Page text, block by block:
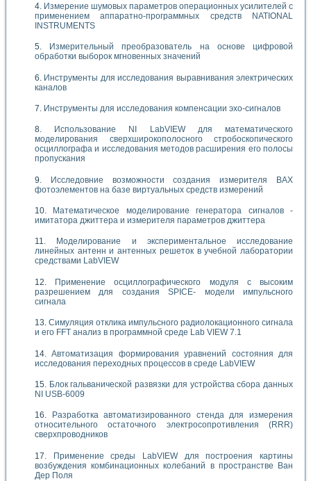
Измерение шумовых параметров операционных усилителей с
применением аппаратно-программных средств NATIONAL
INSTRUMENTS
Измерительный преобразователь на основе цифровой
обработки выборок мгновенных значений
Инструменты для исследования выравнивания электрических
каналов
Инструменты для исследования компенсации эхо-сигналов
Использование NI LabVIEW для математического
моделирования сверхширокополосного стробоскопического
осциллографа и исследования методов расширения его полосы
пропускания
Исследовние возможности создания измерителя ВАХ
фотоэлементов на базе виртуальных средств измерений
Математическое моделирование генератора сигналов -
имитатора джиттера и измерителя параметров джиттера
Моделирование и экспериментальное исследование
линейных антенн и антенных решеток в учебной лаборатории
средствами LabVIEW
Применение осциллографического модуля с высоким
разрешением для создания SPICE- модели импульсного
сигнала
Симуляция отклика импульсного радиолокационного сигнала
и его FFT анализ в программной среде Lab VIEW 7.1
Автоматизация формирования уравнений состояния для
исследования переходных процессов в среде LabVIEW
Блок гальванической развязки для устройства сбора данных
NI USB-6009
Разработка автоматизированного стенда для измерения
относительного остаточного электросопротивления (RRR)
сверхпроводников
Применение среды LabVIEW для построения картины
возбуждения комбинационных колебаний в пространстве Ван
Дер Поля